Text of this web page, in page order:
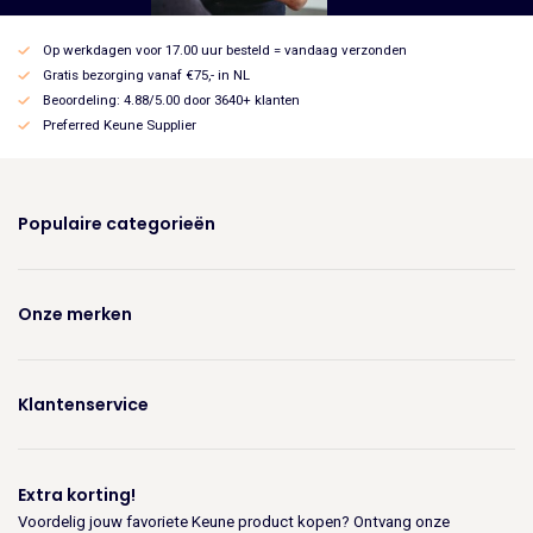
Op werkdagen voor 17.00 uur besteld = vandaag verzonden
Gratis bezorging vanaf €75,- in NL
Beoordeling: 4.88/5.00 door 3640+ klanten
Preferred Keune Supplier
Populaire categorieën
Onze merken
Klantenservice
Extra korting!
Voordelig jouw favoriete Keune product kopen? Ontvang onze